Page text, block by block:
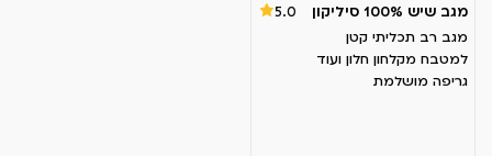
מגב שיש 100% סיליקון
5.0
מגב רב תכליתי קטן
למטבח מקלחון חלון ועוד
גריפה מושלמת